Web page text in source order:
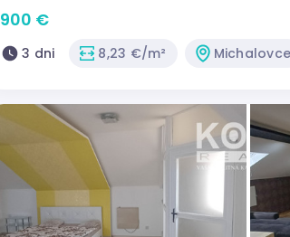
900 €
3 dni 8,23 €/m² Michalovce